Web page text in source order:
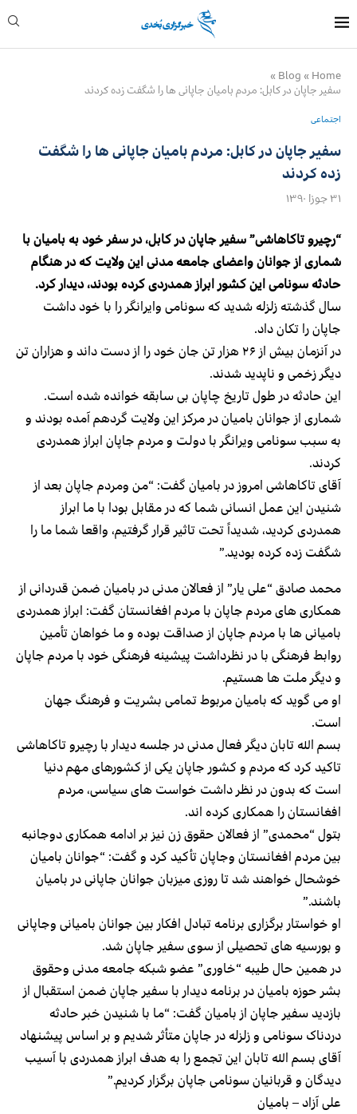
Home
»
Blog
»
سفیر جاپان در کابل: مردم بامیان جاپانی ها را شگفت زده کردند
اجتماعی
سفیر جاپان در کابل: مردم بامیان جاپانی ها را شگفت
زده کردند
۳۱ جوزا ۱۳۹۰
“رچیرو تاکاهاشی” سفیر جاپان در کابل، در سفر خود به بامیان با
شماری از جوانان واعضای جامعه مدنی این ولایت که در هنگام
حادثه سونامی این کشور ابراز همدردی کرده بودند، دیدار کرد.
سال گذشته زلزله شدید که سونامی وایرانگر را با خود داشت
جاپان را تکان داد.
در آنزمان بیش از ۲۶ هزار تن جان خود را از دست داند و هزاران تن
دیگر زخمی و ناپدید شدند.
این حادثه در طول تاریخ چاپان بی سابقه خوانده شده است.
شماری از جوانان بامیان در مرکز این ولایت گردهم آمده بودند و
به سبب سونامی ویرانگر با دولت و مردم جاپان ابراز همدردی
کردند.
آقای تاکاهاشی امروز در بامیان گفت: “من ومردم جاپان بعد از
شنیدن این عمل انسانی شما که در مقابل بودا با ما ابراز
همدردی کردید، شدیداً تحت تاثیر قرار گرفتیم، واقعا شما ما را
شگفت زده کرده بودید.”
محمد صادق “علی یار” از فعالان مدنی در بامیان ضمن قدردانی از
همکاری های مردم جاپان با مردم افغانستان گفت: ابراز همدردی
بامیانی ها با مردم جاپان از صداقت بوده و ما خواهان تأمین
روابط فرهنگی با در نظرداشت پیشینه فرهنگی خود با مردم جاپان
و دیگر ملت ها هستیم.
او می گوید که بامیان مربوط تمامی بشریت و فرهنگ جهان
است.
بسم الله تابان دیگر فعال مدنی در جلسه دیدار با رچیرو تاکاهاشی
تاکید کرد که مردم و کشور جاپان یکی از کشورهای مهم دنیا
است که بدون در نظر داشت خواست های سیاسی، مردم
افغانستان را همکاری کرده اند.
بتول “محمدی” از فعالان حقوق زن نیز بر ادامه همکاری دوجانبه
بین مردم افغانستان وجاپان تأکید کرد و گفت: “جوانان بامیان
خوشحال خواهند شد تا روزی میزبان جوانان جاپانی در بامیان
باشند.”
او خواستار برگزاری برنامه تبادل افکار بین جوانان بامیانی وجاپانی
و بورسیه های تحصیلی از سوی سفیر جاپان شد.
در همین حال طیبه “خاوری” عضو شبکه جامعه مدنی وحقوق
بشر حوزه بامیان در برنامه دیدار با سفیر جاپان ضمن استقبال از
بازدید سفیر جاپان از بامیان گفت: “ما با شنیدن خبر حادثه
دردناک سونامی و زلزله در جاپان متأثر شدیم و بر اساس پیشنهاد
آقای بسم الله تابان این تجمع را به هدف ابراز همدردی با آسیب
دیدگان و قربانیان سونامی جاپان برگزار کردیم.”
علی آزاد – بامیان